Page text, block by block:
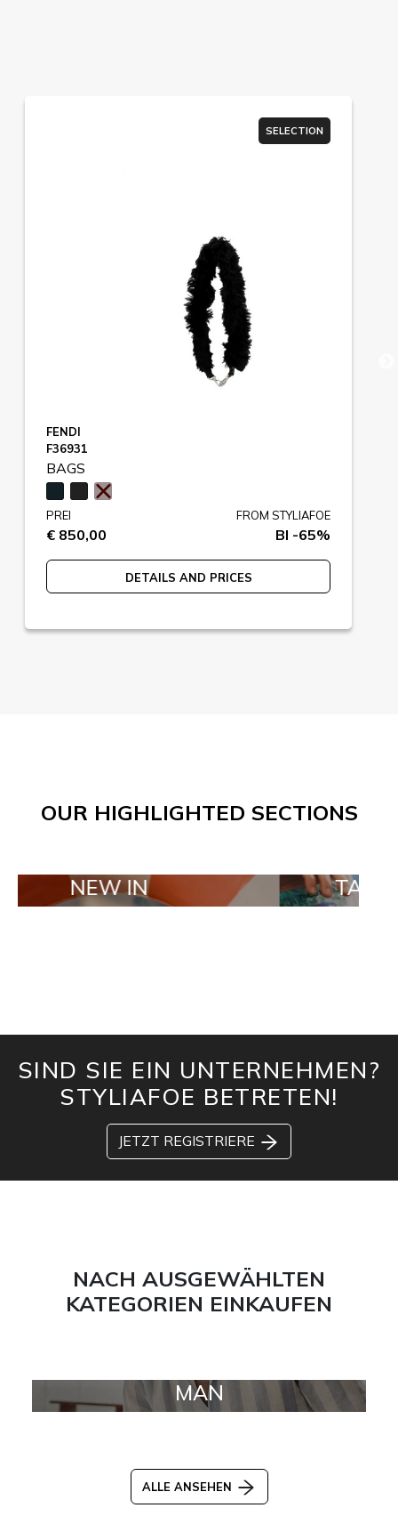
SELECTION
FENDI
F36931
BAGS
PREI
€ 850,00
FROM STYLIAFOE
BI -65%
DETAILS AND PRICES
OUR HIGHLIGHTED SECTIONS
TAILOR MADE
SIND SIE EIN UNTERNEHMEN?
STYLIAFOE BETRETEN!
JETZT REGISTRIERE
NACH AUSGEWÄHLTEN
KATEGORIEN EINKAUFEN
MAN
ALLE ANSEHEN